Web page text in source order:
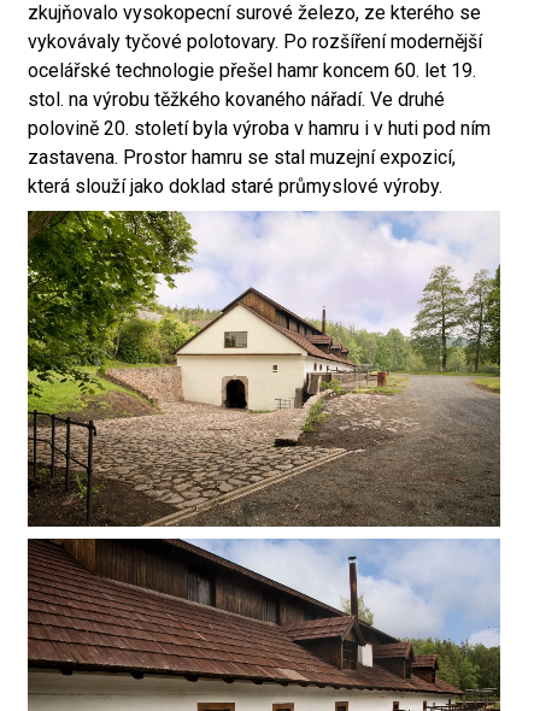
zkujňovalo vysokopecní surové železo, ze kterého se
vykovávaly tyčové polotovary. Po rozšíření modernější
ocelářské technologie přešel hamr koncem 60. let 19.
stol. na výrobu těžkého kovaného nářadí. Ve druhé
polovině 20. století byla výroba v hamru i v huti pod ním
zastavena. Prostor hamru se stal muzejní expozicí,
která slouží jako doklad staré průmyslové výroby.